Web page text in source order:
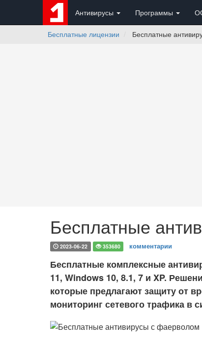
Антивирусы Программы
Бесплатные лицензии Бесплатные
Бесплатные
2023-06-22 353680 комментарии
Бесплатные комплексные
11, Windows 10, 8.1, 7 и XP.
которые предлагают защиту от
мониторинг сетевого трафика в